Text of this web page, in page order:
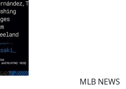
MLB NEWS